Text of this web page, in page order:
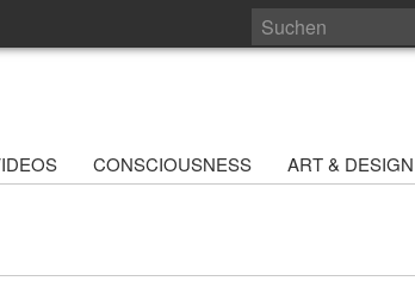
CONSCIOUSNESS ART & DESIGN